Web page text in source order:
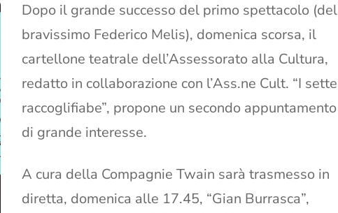
Dopo il grande successo del primo spettacolo (del
bravissimo Federico Melis), domenica scorsa, il
cartellone teatrale dell’Assessorato alla Cultura,
redatto in collaborazione con l’Ass.ne Cult. “I sette
raccoglifiabe”, propone un secondo appuntamento
di grande interesse.
A cura della Compagnie Twain sarà trasmesso in
diretta, domenica alle 17.45, “Gian Burrasca”,